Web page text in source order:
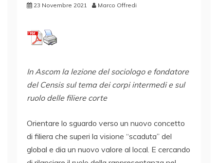
23 Novembre 2021 Marco Offredi
In Ascom la lezione del sociologo e fondatore
del Censis sul tema dei corpi intermedi e sul
ruolo delle filiere corte
Orientare lo sguardo verso un nuovo concetto
di filiera che superi la visione “scaduta” del
global e dia un nuovo valore al local. E cercando